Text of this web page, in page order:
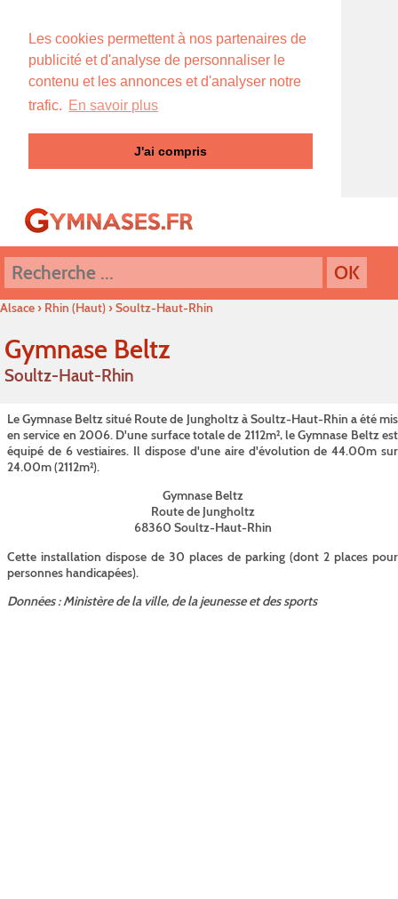
Les cookies permettent à nos partenaires de
publicité et d'analyse de personnaliser le
contenu et les annonces et d'analyser notre
trafic. En savoir plus
J'ai compris
Alsace› Rhin (Haut)›Soultz-Haut-Rhin
Gymnase Beltz
Soultz-Haut-Rhin
Le Gymnase Beltz situé Route de Jungholtz à Soultz-Haut-Rhin a été mis
en service en 2006. D'une surface totale de 2112m², le Gymnase Beltz est
équipé de 6 vestiaires. Il dispose d'une aire d'évolution de 44.00m sur
24.00m (2112m²).
Gymnase Beltz
Route de Jungholtz
68360 Soultz-Haut-Rhin
Cette installation dispose de 30 places de parking (dont 2 places pour
personnes handicapées).
Données : Ministère de la ville, de la jeunesse et des sports